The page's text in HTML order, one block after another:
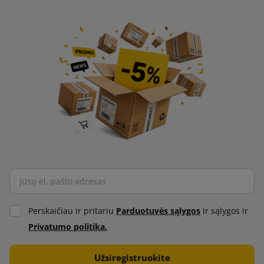
Etikečių spausdintuvai supaprastina pardavimo ir išsiuntimo
procesą integruodami su sandėlio valdymo sistemomis.
Tiesioginis ryšys su duomenų baze automatizuoja šias
užduotis, gerokai pagreitindamas kasdienį darbą.
Kartono lentynos
Kartoninės lentynos pasižymi moduline konstrukcija, kuri
poreikius. Tai idealus sprendimas kosmetikos, drabužių,
valymo priemonių ar kitų produktų laikymui.
Kartoninės lentynos yra lengvos, todėl jas lengva perkelti ar
modifikuoti. Nepaisant nedidelio svorio, jos yra labai tvirtos.
Kadangi naudojamas aukštos kokybės kartonas, lentynos yra
Perskaičiau ir pritariu Parduotuvės sąlygos ir sąlygos ir
Privatumo politika.